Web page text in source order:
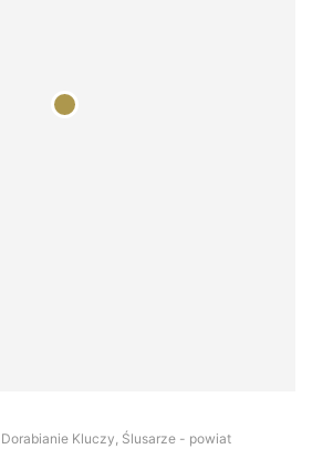
Kluczy, Ślusarze - powiat